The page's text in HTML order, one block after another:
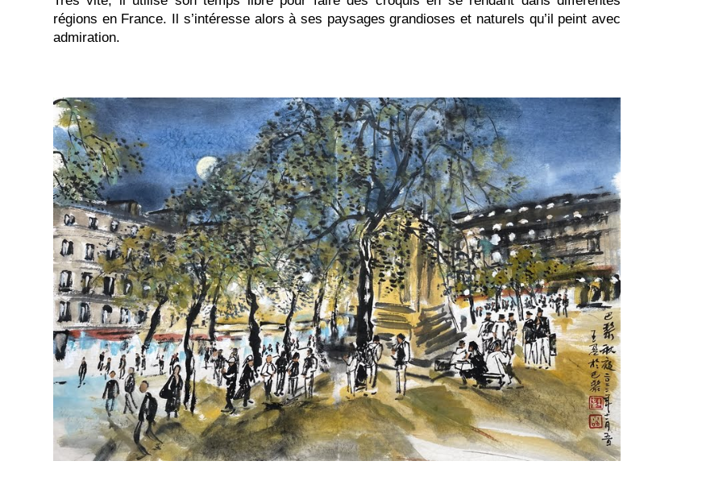
régions en France. Il s’intéresse alors à ses paysages grandioses et naturels qu’il peint avec
admiration.